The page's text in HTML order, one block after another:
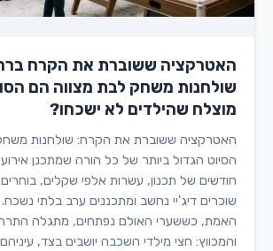
האטרקציה ששוברת את הקרח
שולחנות משחק לבת מצווה הם
מוצלח שהילדים לא ישכחו?
האטרקציה ששוברת את הקרח: שולחנות
הסיוט הגדול ביותר של כל הורה שמתכנן
חודשים של תכנון, עשרות אלפי שקלים, בוחרים
שוכרים דיג'יי נחשב ומתכננים ערב בלתי
האמת, כששערי האולם נפתחים, מתגלה
והמכווץ: חצי מילדי השכבה יושבים בצד,